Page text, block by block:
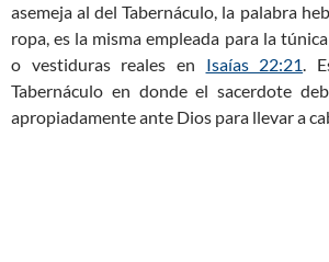
asemeja al del Tabernáculo, la palabra
ropa, es la misma empleada para la
o vestiduras reales en Isaías 22:21.
Tabernáculo en donde el sacerdote
apropiadamente ante Dios para llevar a